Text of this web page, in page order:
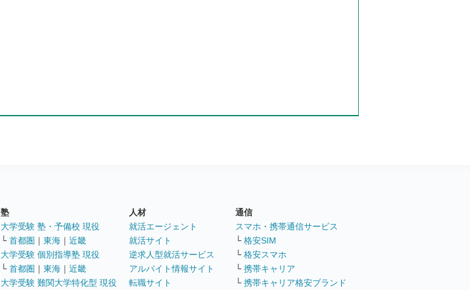
塾
大学受験 塾・予備校 現役
└ 首都圏 ｜ 東海 ｜ 近畿
大学受験 個別指導塾 現役
└ 首都圏 ｜ 東海 ｜ 近畿
大学受験 難関大学特化型 現役
人材
就活エージェント
就活サイト
逆求人型就活サービス
アルバイト情報サイト
転職サイト
通信
スマホ・携帯通信サービス
└ 格安SIM
└ 格安スマホ
└ 携帯キャリア
└ 携帯キャリア格安ブランド